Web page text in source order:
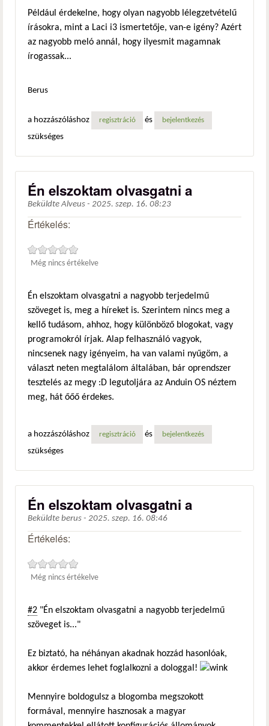
Például érdekelne, hogy olyan nagyobb lélegzetvételű
írásokra, mint a Laci i3 ismertetője, van-e igény? Azért
az nagyobb meló annál, hogy ilyesmit magamnak
írogassak...
Berus
a hozzászóláshoz regisztráció és bejelentkezés
szükséges
Én elszoktam olvasgatni a
BeküldteAlveus - 2025. szep. 16. 08:23
Értékelés:
Még nincs értékelve
Én elszoktam olvasgatni a nagyobb terjedelmű
szöveget is, meg a híreket is. Szerintem nincs meg a
kellő tudásom, ahhoz, hogy különböző blogokat, vagy
programokról írjak. Alap felhasználó vagyok,
nincsenek nagy igényeim, ha van valami nyűgöm, a
választ neten megtalálom általában, bár oprendszer
tesztelés az megy :D legutoljára az Anduin OS néztem
meg, hát őőő érdekes.
a hozzászóláshoz regisztráció és bejelentkezés
szükséges
Én elszoktam olvasgatni a
Beküldte berus - 2025. szep. 16. 08:46
Értékelés:
Még nincs értékelve
#2 "Én elszoktam olvasgatni a nagyobb terjedelmű
szöveget is..."
Ez biztató, ha néhányan akadnak hozzád hasonlóak,
akkor érdemes lehet foglalkozni a dologgal!
Mennyire boldogulsz a blogomba megszokott
formával, mennyire hasznosak a magyar